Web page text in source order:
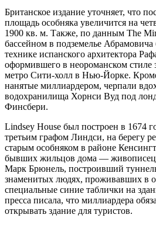
Британское издание уточняет, что
площадь особняка увеличится на
1900 кв. м. Также, по данным The
бассейном в подземелье
технике испанского архитектора
оформившего в неороманском
метро Сити-холл в Нью-Йорке.
нанятые миллиардером, черпали
водохранилища Хорнси Вуд под
Финсбери.
Lindsey House был построен в 1674
третьим графом Линдси, на берегу
старым особняком в районе
бывших жильцов дома —
Марк Брюнель, построивший
знаменитых людях, проживавших в
специальные синие таблички на
пресса писала, что миллиардера
открывать здание для туристов.